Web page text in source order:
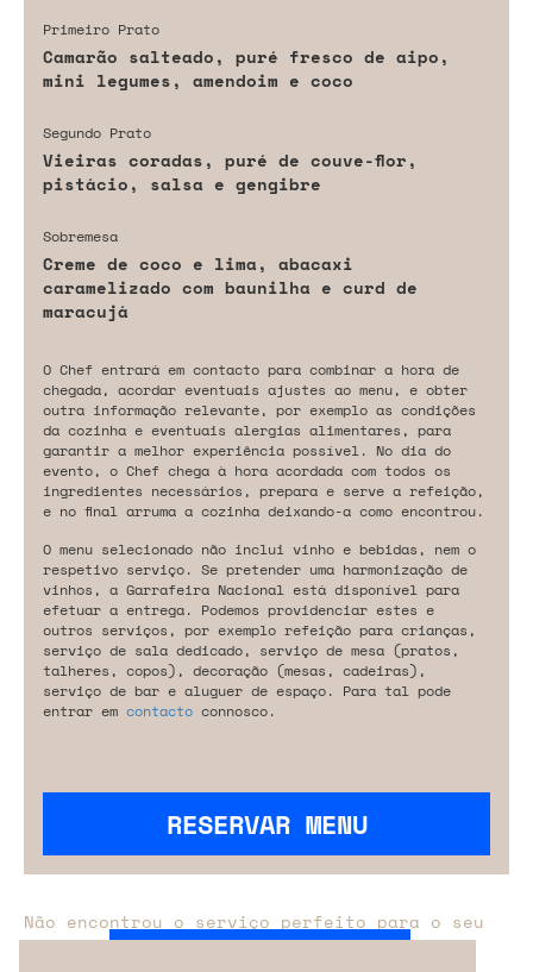
Primeiro Prato
Camarão salteado, puré fresco de aipo,
mini legumes, amendoim e coco
Segundo Prato
Vieiras coradas, puré de couve-flor,
pistácio, salsa e gengibre
Sobremesa
Creme de coco e lima, abacaxi
caramelizado com baunilha e curd de
maracujá
O Chef entrará em contacto para combinar a hora de
chegada, acordar eventuais ajustes ao menu, e obter
outra informação relevante, por exemplo as condições
da cozinha e eventuais alergias alimentares, para
garantir a melhor experiência possível. No dia do
evento, o Chef chega à hora acordada com todos os
ingredientes necessários, prepara e serve a refeição,
e no final arruma a cozinha deixando-a como encontrou.
O menu selecionado não inclui vinho e bebidas, nem o
respetivo serviço. Se pretender uma harmonização de
vinhos, a Garrafeira Nacional está disponível para
efetuar a entrega. Podemos providenciar estes e
outros serviços, por exemplo refeição para crianças,
serviço de sala dedicado, serviço de mesa (pratos,
talheres, copos), decoração (mesas, cadeiras),
serviço de bar e aluguer de espaço. Para tal pode
entrar em contacto connosco.
RESERVAR MENU
Não encontrou o serviço perfeito para o seu
evento?
Entre em contacto connosco.